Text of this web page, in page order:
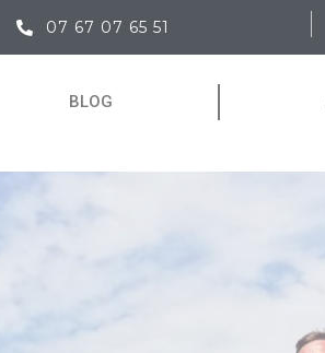
07 67 07 65 51
BLOG